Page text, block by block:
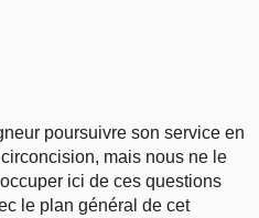
poursuivre son service en
mais nous ne le
ici de ces questions
le plan général de cet